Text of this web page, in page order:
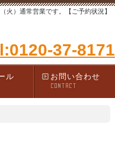
火）通常営業です。【ご予約状況】
37-8171
ル お問い合わせ
CONTACT